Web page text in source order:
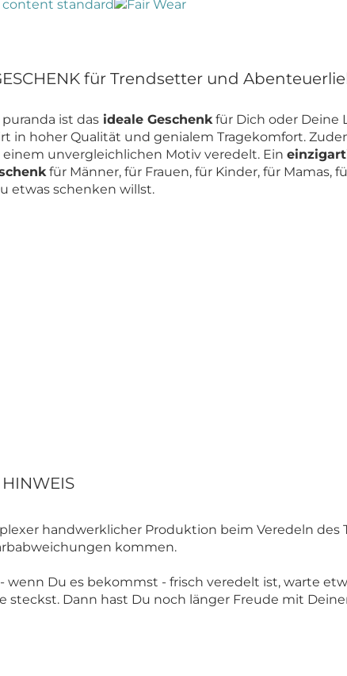
für Trendsetter und
ist das ideale Geschenkfür Dich oder Deine
in hoher Qualität und genialem Tragekomfort.
unvergleichlichen Motiv veredelt. Ein
für Männer, für Frauen, für Kinder, für Mamas,
etwas schenken willst.
HINWEIS
handwerklicher Produktion beim Veredeln des
kommen.
wenn Du es bekommst - frisch veredelt ist, warte
steckst. Dann hast Du noch länger Freude mit